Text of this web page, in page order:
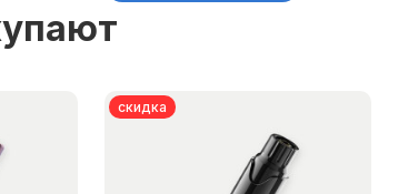
скидка